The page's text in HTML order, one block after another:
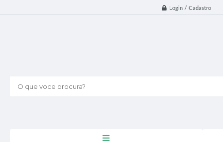
Login / Cadastro
O que voce procura?